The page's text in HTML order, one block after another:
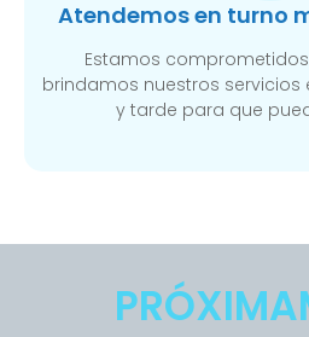
Atendemos en turno
Estamos
brindamos nuestros
y tarde para que